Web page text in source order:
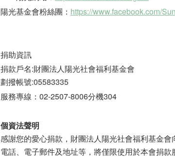
陽光基金會粉絲團： https://www.facebook.com/
捐助資訊
捐款戶名:財團法人陽光社會福利基金會
劃撥帳號:05583335
服務專線：02-2507-8006分機304
個資法聲明
感謝您的愛心捐款，財團法人陽光社會福利基金會
電話、電子郵件及地址等，將僅限使用於本會捐